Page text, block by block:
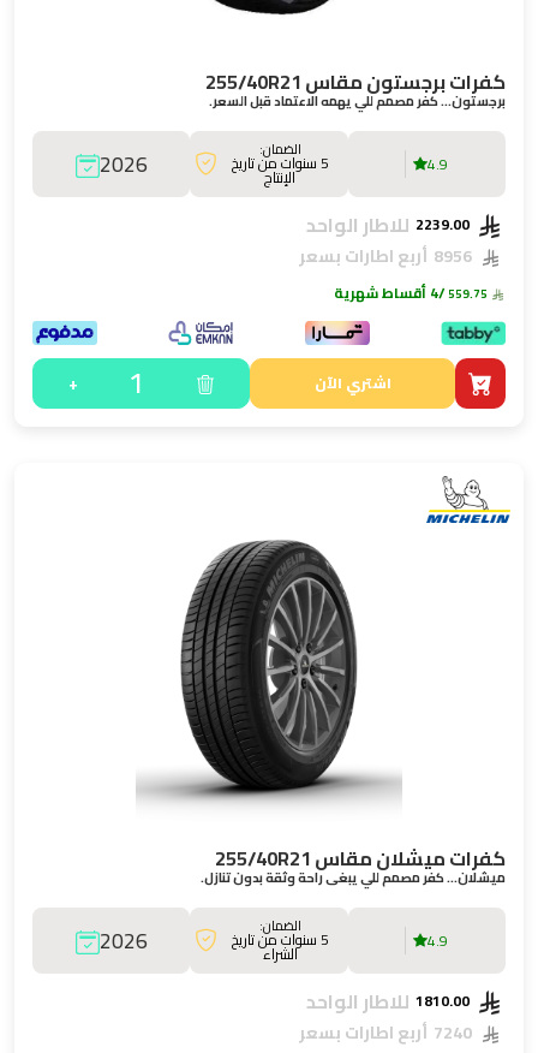
كفرات برجستون مقاس 255/40R21
برجستون… كفر مصمم للي يهمه الاعتماد قبل السعر.
4.9
الضمان:
5 سنوات من تاريخ
الإنتاج 2026
للاطار الواحد
أربع اطارات بسعر
/4 أقساط شهرية
اشتري الآن 1
+
كفرات ميشلان مقاس 255/40R21
ميشلان… كفر مصمم للي يبغى راحة وثقة بدون تنازل.
4.9
الضمان:
5 سنوات من تاريخ
الشراء 2026
للاطار الواحد
أربع اطارات بسعر